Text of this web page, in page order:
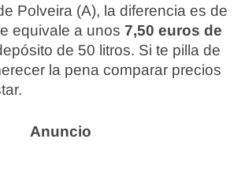
Polveira (A), la diferencia es de
equivale a unos 7,50 euros de
de 50 litros. Si te pilla de
la pena comparar precios